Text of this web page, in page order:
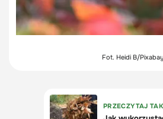
Fot. Heidi B/Pixabay